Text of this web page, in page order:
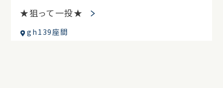
★狙って一投★
gh139座間